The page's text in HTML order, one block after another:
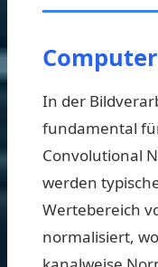
In der
fundamental
Convolutional
werden
Wertebereich
normalisiert,